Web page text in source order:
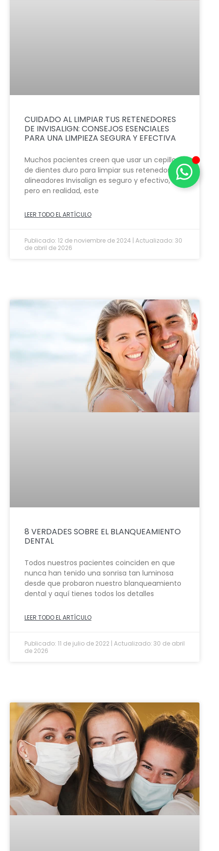
CUIDADO AL LIMPIAR TUS RETENEDORES
DE INVISALIGN: CONSEJOS ESENCIALES
PARA UNA LIMPIEZA SEGURA Y EFECTIVA
Muchos pacientes creen que usar un cepillo
de dientes duro para limpiar sus retenedores y
alineadores Invisalign es seguro y efectivo,
pero en realidad, este
LEER TODO EL ARTÍCULO
Publicado: 12 de noviembre de 2024 | Actualizado: 30
de abril de 2026
8 VERDADES SOBRE EL BLANQUEAMIENTO
DENTAL
Todos nuestros pacientes coinciden en que
nunca han tenido una sonrisa tan luminosa
desde que probaron nuestro blanqueamiento
dental y aquí tienes todos los detalles
LEER TODO EL ARTÍCULO
Publicado: 11 de julio de 2022 | Actualizado: 30 de abril
de 2026